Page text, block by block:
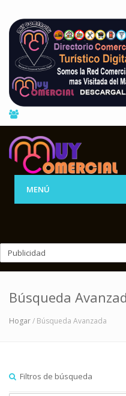
MENÚ
Búsqueda
Hogar/ Búsqueda Avanzada
Filtros de búsqueda